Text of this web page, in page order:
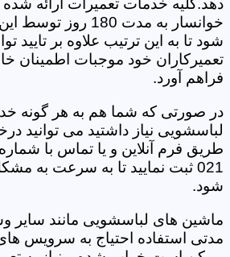
دهد.کلیه خدمات تعمیرات ارائه
خوانسار به مدت 180
شود تا به این ترتیب علاوه بر تایید
تعمیرکاران خود موجبات اطمینان
فراهم آورد.
در صورتی که شما هم به هر گونه
لباسشویی نیاز داشتید می توانید
021 ثبت نمایید تا به سرعت به
شود.
ماشین های لباسشویی مانند سایر
مدتی استفاده احتیاج به سرویس